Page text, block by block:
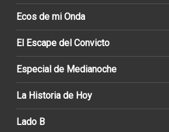
Ecos de mi Onda
El Escape del Convicto
Especial de Medianoche
La Historia de Hoy
Lado B